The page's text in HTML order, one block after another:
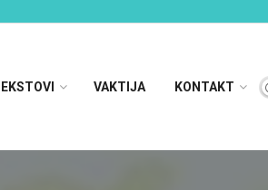
VAKTIJA KONTAKT